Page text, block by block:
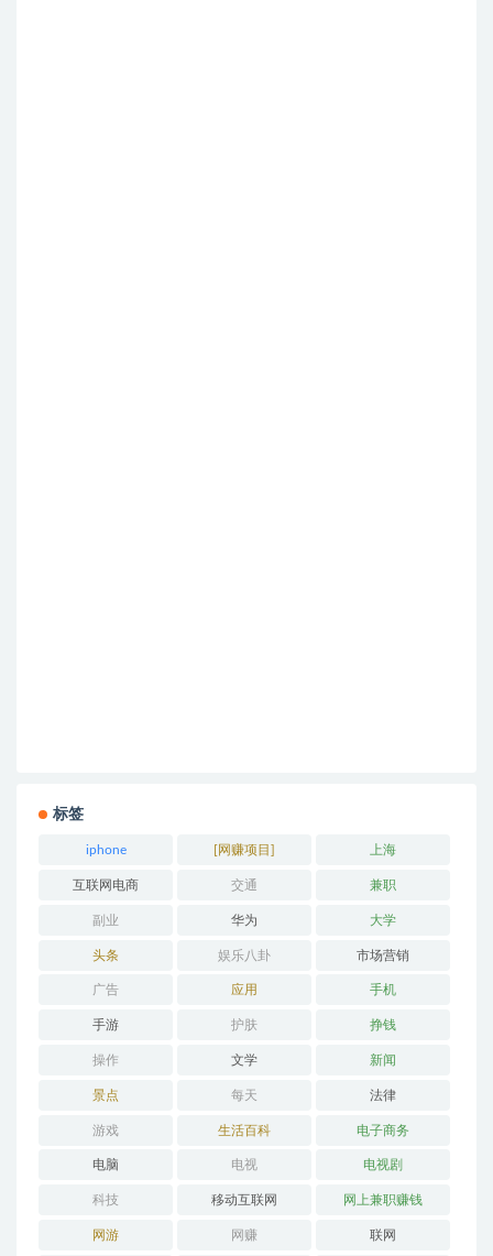
标签
iphone [网赚项目] 上海
互联网电商 交通 兼职
副业 华为 大学
头条 娱乐八卦 市场营销
广告 应用 手机
手游 护肤 挣钱
操作 文学 新闻
景点 每天 法律
游戏 生活百科 电子商务
电脑 电视 电视剧
科技 移动互联网 网上兼职赚钱
网游 网赚 联网